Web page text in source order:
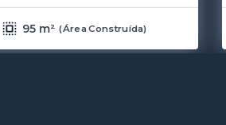
95 m² (Área Construída)